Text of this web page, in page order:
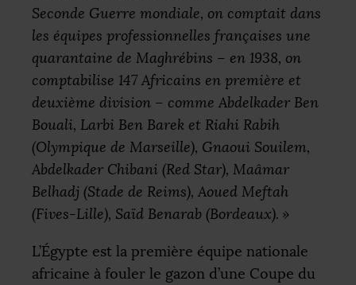
Seconde Guerre mondiale, on comptait dans
les équipes professionnelles françaises une
quarantaine de Maghrébins – en 1938, on
comptabilise 147 Africains en première et
deuxième division – comme Abdelkader Ben
Bouali, Larbi Ben Barek et Riahi Rabih
(Olympique de Marseille), Gnaoui Souilem,
Abdelkader Chibani (Red Star), Maâmar
Belhadj (Stade de Reims), Aoued Meftah
(Fives-Lille), Saïd Benarab (Bordeaux). »
L’Égypte est la première équipe nationale
africaine à fouler le gazon d’une Coupe du